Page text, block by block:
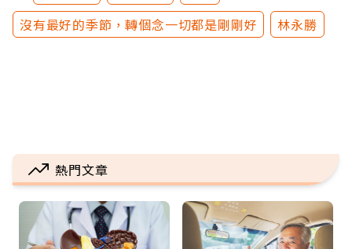
沒有最好的季節，轉個念一切都是剛剛好
林永勝
熱門文章